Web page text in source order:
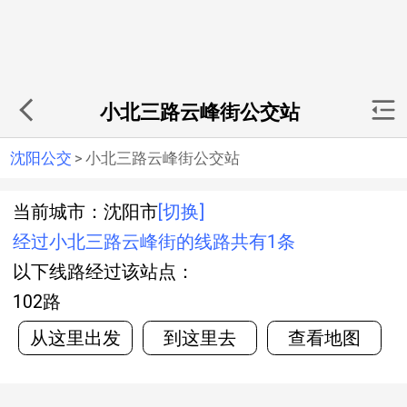
小北三路云峰街公交站
沈阳公交 > 小北三路云峰街公交站
当前城市：沈阳市 [切换]
经过小北三路云峰街的线路共有1条
以下线路经过该站点：
102路
从这里出发
到这里去 查看地图